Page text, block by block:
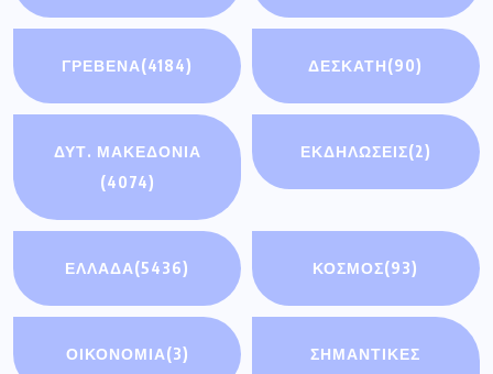
ΓΡΕΒΕΝΑ(4184) ΔΕΣΚΑΤΗ(90)
ΔΥΤ. ΜΑΚΕΔΟΝΙΑ
(4074)
ΕΚΔΗΛΩΣΕΙΣ(2)
ΕΛΛΑΔΑ(5436) ΚΟΣΜΟΣ(93)
ΟΙΚΟΝΟΜΊΑ(3)
ΣΗΜΑΝΤΙΚΈΣ